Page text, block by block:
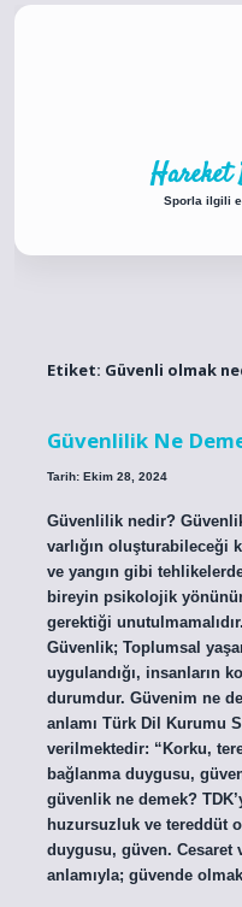
Hareket
Sporla ilgili
Etiket: Güvenli olmak
Güvenlilik Ne
Tarih: Ekim 28, 2024
Güvenlilik nedir?
varlığın oluşturabileceği
ve yangın gibi
bireyin psikolojik
gerektiği
Güvenlik; Toplumsal
uygulandığı, insanların
durumdur. Güvenim ne
anlamı Türk Dil Kurumu
verilmektedir: “Korku,
bağlanma duygusu,
güvenlik ne demek?
huzursuzluk ve tereddüt
duygusu, güven. Cesaret
anlamıyla; güvende